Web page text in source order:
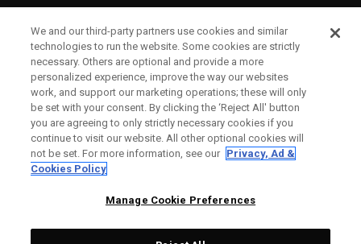
UNTERNEHMENSPROFIL
RECHTLICHES-
We and our third-party partners use cookies and similar
technologies to run the website. Some cookies are strictly
necessary. Others are optional and provide a more
personalized experience, improve the way our websites
work, and support our marketing operations; these will only
be set with your consent. By clicking the ‘Reject All' button
you are agreeing to only strictly necessary cookies if you
continue to visit our website. All other optional cookies will
not be set. For more information, see our Privacy, Ad &
Cookies Policy
Manage Cookie Preferences